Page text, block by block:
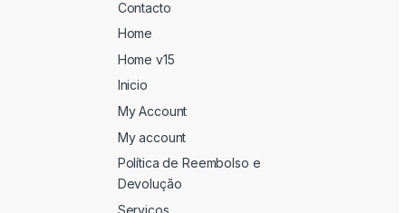
Contacto
Home
Home v15
Inicio
My Account
My account
Política de Reembolso e
Devolução
Serviços